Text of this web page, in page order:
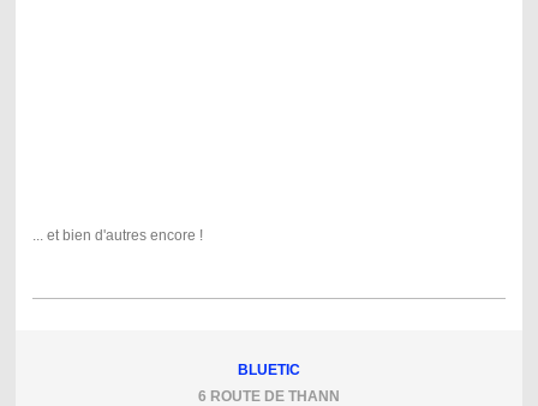
... et bien d'autres encore !
BLUETIC
6 ROUTE DE THANN